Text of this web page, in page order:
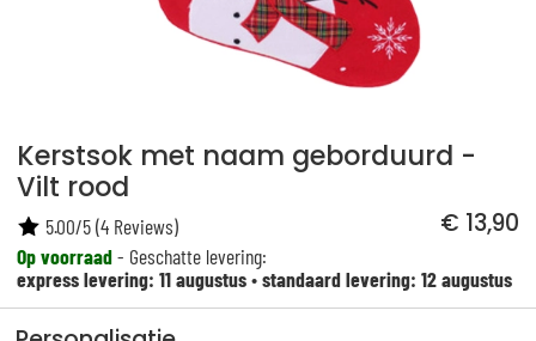
Kerstsok met naam geborduurd -
Vilt rood
€ 13,90
Op voorraad- Geschatte levering:
express levering: 11 augustus•standaard levering: 12 augustus
5.00/5(4 Reviews)